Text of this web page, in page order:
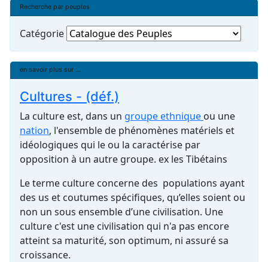
Recherche par peuples
Catégorie
en savoir plus sur ...
Cultures - (déf.)
La culture est, dans un groupe ethnique ou une
nation, l'ensemble de phénomènes matériels et
idéologiques qui le ou la caractérise par
opposition à un autre groupe. ex les Tibétains
Le terme culture concerne des populations ayant
des us et coutumes spécifiques, qu’elles soient ou
non un sous ensemble d’une civilisation. Une
culture c'est une civilisation qui n'a pas encore
atteint sa maturité, son optimum, ni assuré sa
croissance.